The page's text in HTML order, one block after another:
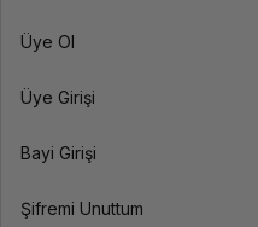
Üye Ol
Üye Girişi
Bayi Girişi
Şifremi Unuttum